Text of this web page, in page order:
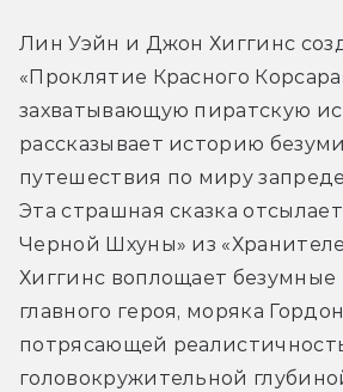
Лин Уэйн и Джон Хиггинс
«Проклятие Красного
захватывающую пиратскую
рассказывает историю
путешествия по миру
Эта страшная сказка
Черной Шхуны» из
Хиггинс воплощает
главного героя, моряка
потрясающей
головокружительной